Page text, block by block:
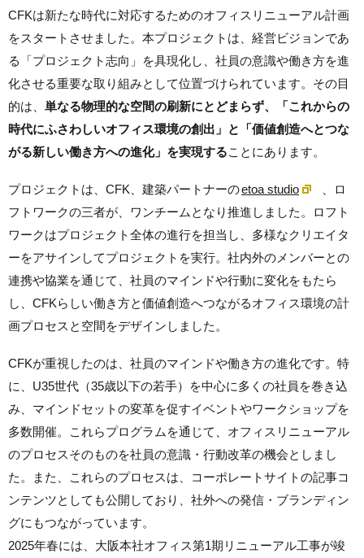
CFKは新たな時代に対応するためのオフィスリニューアル計画
をスタートさせました。本プロジェクトは、経営ビジョンであ
る「プロジェクト志向」を具現化し、社員の意識や働き方を進
化させる重要な取り組みとして位置づけられています。その目
的は、 単なる物理的な空間の刷新にとどまらず、「これからの
時代にふさわしいオフィス環境の創出」と「価値創造へとつな
がる新しい働き方への進化」を実現することにあります。
プロジェクトは、CFK、建築パートナーのetoa studio
、ロ
フトワークの三者が、ワンチームとなり推進しました。ロフト
ワークはプロジェクト全体の進行を担当し、多様なクリエイタ
ーをアサインしてプロジェクトを実行。社内外のメンバーとの
連携や協業を通じて、社員のマインドや行動に変化をもたら
し、CFKらしい働き方と価値創造へつながるオフィス環境の計
画プロセスと空間をデザインしました。
CFKが重視したのは、社員のマインドや働き方の進化です。特
に、U35世代（35歳以下の若手）を中心に多くの社員を巻き込
み、マインドセットの変革を促すイベントやワークショップを
多数開催。これらプログラムを通じて、オフィスリニューアル
のプロセスそのものを社員の意識・行動改革の機会としまし
た。また、これらのプロセスは、コーポレートサイトの記事コ
ンテンツとしても公開しており、社外への発信・ブランディン
グにもつながっています。
2025年春には、大阪本社オフィス第1期リニューアル工事が竣